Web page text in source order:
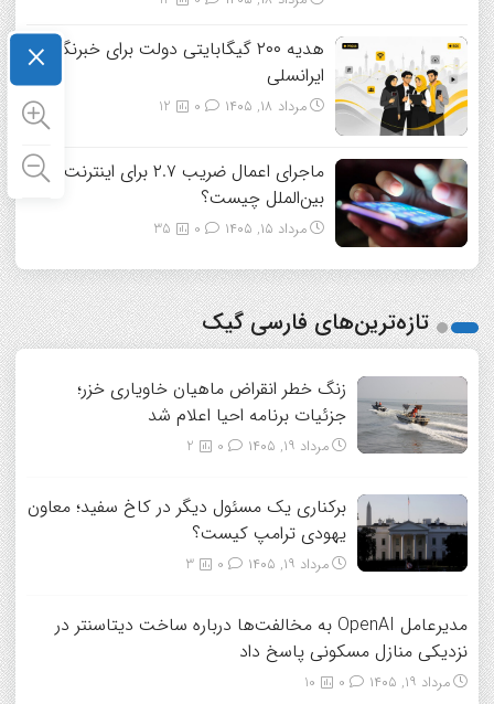
هدیه ۲۰۰ گیگابایتی دولت برای خبرنگاران
ایرانسلی
مرداد ۱۸, ۱۴۰۵ 12
ماجرای اعمال ضریب ۲.۷ برای اینترنت
بین‌الملل چیست؟
مرداد ۱۵, ۱۴۰۵ 35
تازه‌ترین‌های فارسی گیک
زنگ خطر انقراض ماهیان خاویاری خزر؛
جزئیات برنامه احیا اعلام شد
مرداد ۱۹, ۱۴۰۵ 2
برکناری یک مسئول دیگر در کاخ سفید؛ معاون
یهودی ترامپ کیست؟
مرداد ۱۹, ۱۴۰۵ 3
مدیرعامل OpenAI به مخالفت‌ها درباره ساخت دیتاسنتر در
نزدیکی منازل مسکونی پاسخ داد
مرداد ۱۹, ۱۴۰۵ 10
×